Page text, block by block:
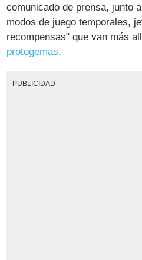
comunicado de prensa, junto
modos de juego temporales,
recompensas" que van más
protogemas.
PUBLICIDAD